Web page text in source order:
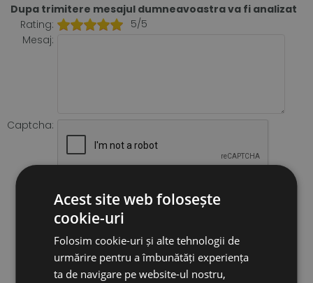
Dupa trimitere mesajul dumneavoastra va fi analizat
Rating:
5/5
Mesaj:
Captcha:
Acest site web folosește
cookie-uri
Folosim cookie-uri și alte tehnologii de
urmărire pentru a îmbunătăți experiența
ta de navigare pe website-ul nostru,